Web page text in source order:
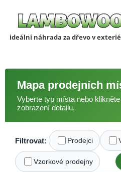
ideální náhrada za dřevo v